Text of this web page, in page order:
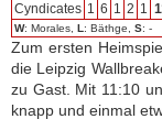
Cyndicates 1 6 1 2 1
W: Morales, L : Bäthge, S: -
Zum ersten
die Leipzig
zu Gast. Mit 11:10
knapp und einmal